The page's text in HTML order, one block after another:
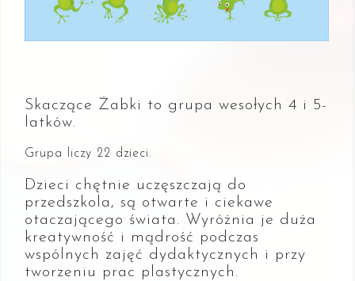
Skaczące Żabki to grupa wesołych 4 i 5-
latków.
Grupa liczy 22 dzieci.
Dzieci chętnie uczęszczają do
przedszkola, są otwarte i ciekawe
otaczającego świata. Wyróżnia je duża
kreatywność i mądrość podczas
wspólnych zajęć dydaktycznych i przy
tworzeniu prac plastycznych.